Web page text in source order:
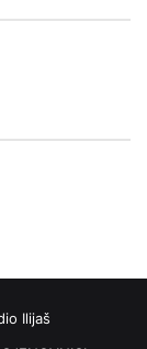
Ilijaš